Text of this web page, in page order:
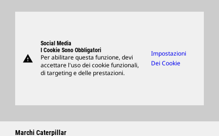
Support
Merchandising
Trova Un Dealer
warning
Social Media
I Cookie Sono Obbligatori
Per abilitare questa funzione, devi
accettare l'uso dei cookie funzionali,
di targeting e delle prestazioni.
Impostazioni
Dei Cookie
Marchi Caterpillar